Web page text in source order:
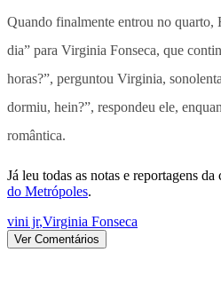
Quando finalmente entrou no quarto,
dia” para Virginia Fonseca, que
horas?”, perguntou Virginia,
dormiu, hein?”, respondeu ele,
romântica.
Já leu todas as notas e reportagens
do Metrópoles.
vini jr,Virginia Fonseca
Ver Comentários